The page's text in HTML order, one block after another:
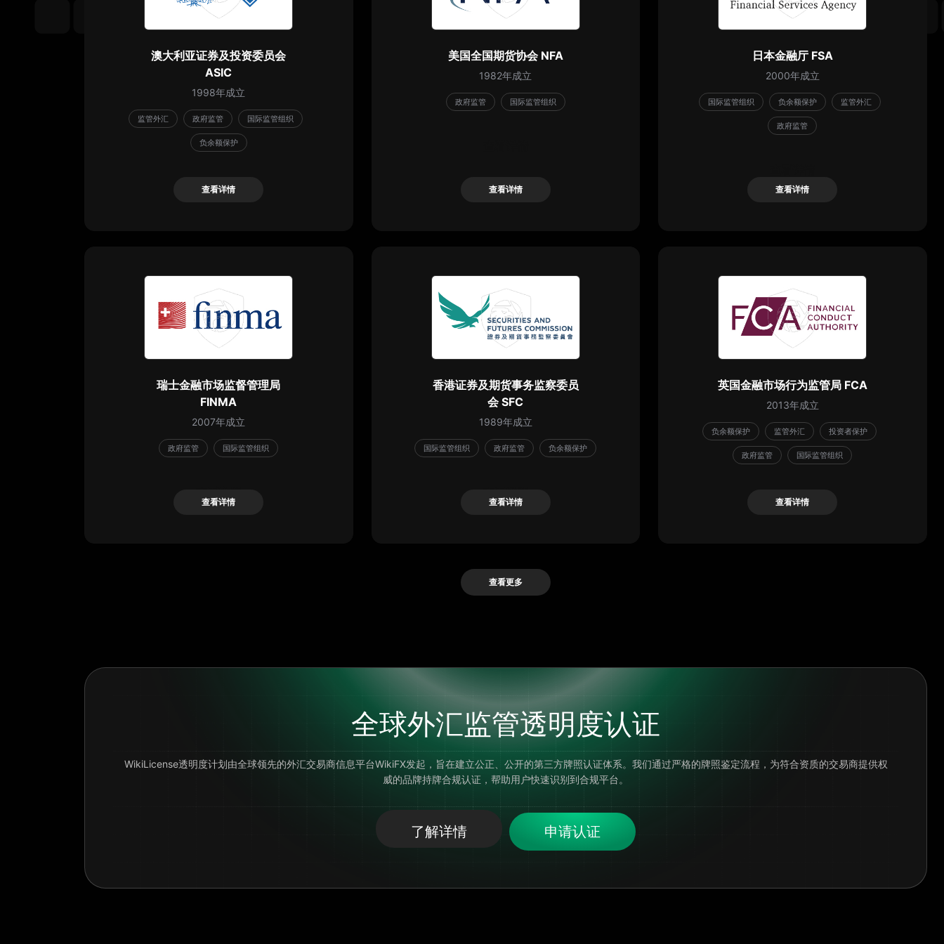
澳大利亚证券及投资委员会
ASIC
1998年成立
监管外汇 政府监管 国际监管组织
负余额保护
查看详情
查看详情
美国全国期货协会 NFA
1982年成立
政府监管 国际监管组织
查看详情
日本金融厅 FSA
2000年成立
国际监管组织 负余额保护 监管外汇
政府监管
查看详情
瑞士金融市场监督管理局
FINMA
2007年成立
政府监管 国际监管组织
查看详情
香港证券及期货事务监察委员
会 SFC
1989年成立
国际监管组织 政府监管 负余额保护
查看详情
英国金融市场行为监管局 FCA
2013年成立
负余额保护 监管外汇 投资者保护
政府监管 国际监管组织
查看详情
查看详情
查看更多
全球外汇监管透明度认证
WikiLicense透明度计划由全球领先的外汇交易商信息平台WikiFX发起，旨在建立公正、公开的第三方牌照认证体系。我们通过严格的牌照鉴定流程，为符合资质的交易商提供权
威的品牌持牌合规认证，帮助用户快速识别到合规平台。
了解详情 申请认证